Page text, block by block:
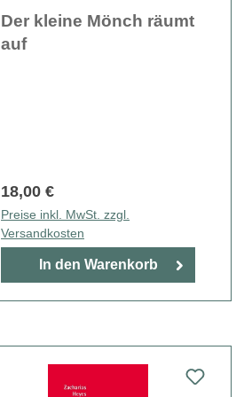
Der kleine Mönch räumt
auf
18,00 €
Preise inkl. MwSt. zzgl.
Versandkosten
In den Warenkorb